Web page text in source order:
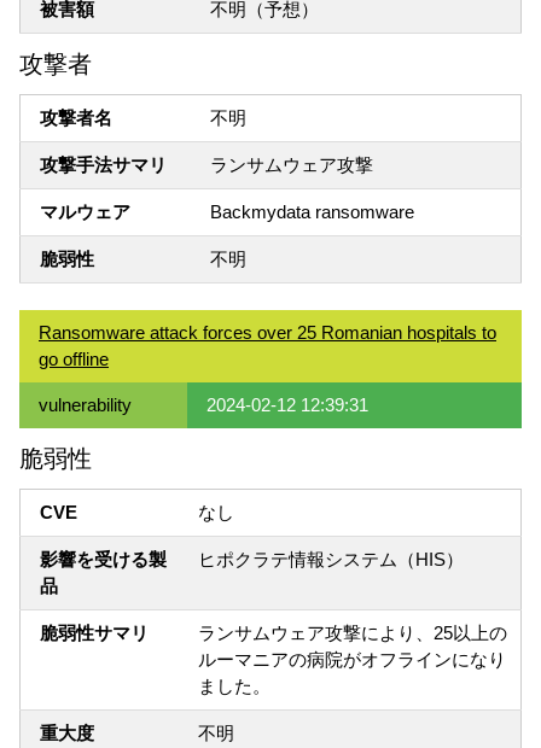
被害額 不明（予想）
攻撃者
攻撃者名 不明
攻撃手法サマリ ランサムウェア攻撃
マルウェア Backmydata ransomware
脆弱性 不明
Ransomware attack forces over 25 Romanian hospitals to
go offline
vulnerability 2024-02-12 12:39:31
脆弱性
CVE なし
影響を受ける製
品
ヒポクラテ情報システム（HIS）
脆弱性サマリ
ランサムウェア攻撃により、25以上の
ルーマニアの病院がオフラインになり
ました。
重大度 不明